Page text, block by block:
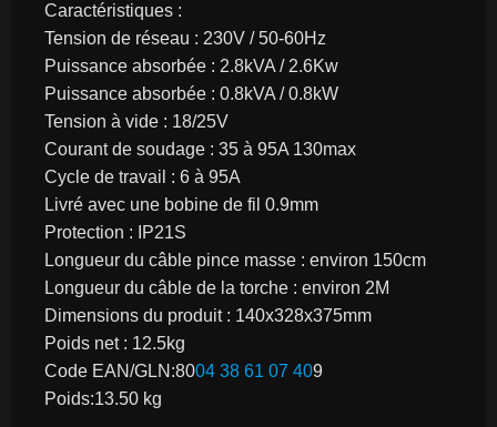
Caractéristiques :
Tension de réseau : 230V / 50-60Hz
Puissance absorbée : 2.8kVA / 2.6Kw
Puissance absorbée : 0.8kVA / 0.8kW
Tension à vide : 18/25V
Courant de soudage : 35 à 95A 130max
Cycle de travail : 6 à 95A
Livré avec une bobine de fil 0.9mm
Protection : IP21S
Longueur du câble pince masse : environ 150cm
Longueur du câble de la torche : environ 2M
Dimensions du produit : 140x328x375mm
Poids net : 12.5kg
Code EAN/GLN:8004 38 61 07 409
Poids:13.50 kg